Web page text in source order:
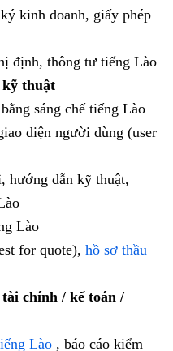
kinh doanh, giấy phép
định, thông tư tiếng Lào
kỹ thuật
sáng chế tiếng Lào
diện người dùng (user
hướng dẫn kỹ thuật,
Lào
for quote), hồ sơ thầu
chính / kế toán /
Lào , báo cáo kiểm